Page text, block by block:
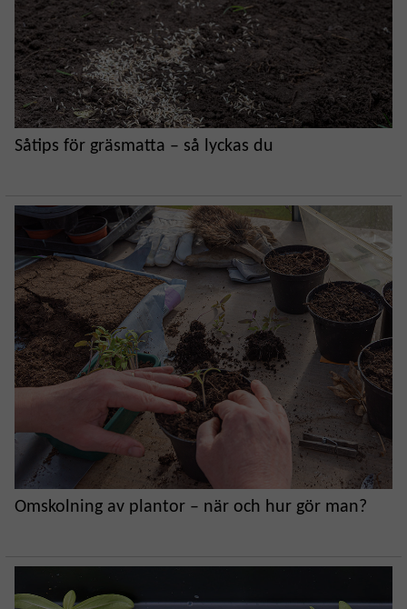
Såtips för gräsmatta – så lyckas du
Omskolning av plantor – när och hur gör man?